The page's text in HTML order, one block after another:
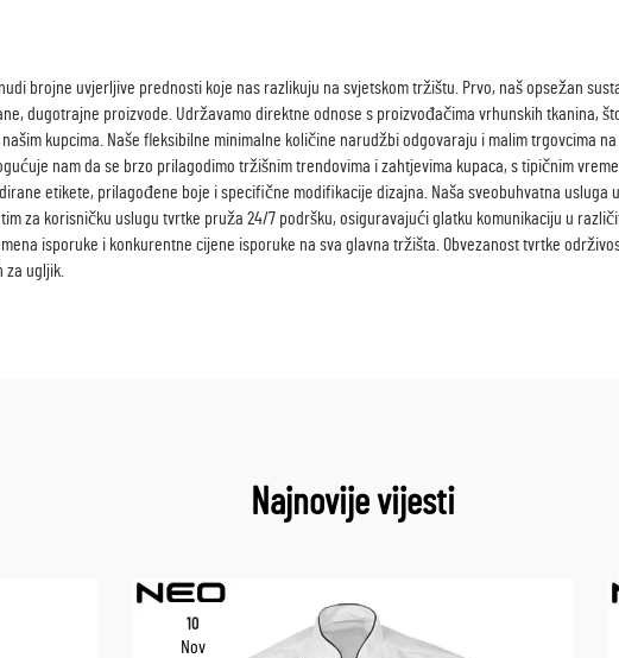
brojne uvjerljive prednosti koje nas razlikuju na svjetskom tržištu. Prvo, naš opsežan
dugotrajne proizvode. Udržavamo direktne odnose s proizvođačima vrhunskih tkanina,
kupcima. Naše fleksibilne minimalne količine narudžbi odgovaraju i malim trgovcima
nam da se brzo prilagodimo tržišnim trendovima i zahtjevima kupaca, s tipičnim
etikete, prilagođene boje i specifične modifikacije dizajna. Naša sveobuhvatna
za korisničku uslugu tvrtke pruža 24/7 podršku, osiguravajući glatku komunikaciju u
isporuke i konkurentne cijene isporuke na sva glavna tržišta. Obvezanost tvrtke
ugljik.
Najnovije vijesti
10
Nov